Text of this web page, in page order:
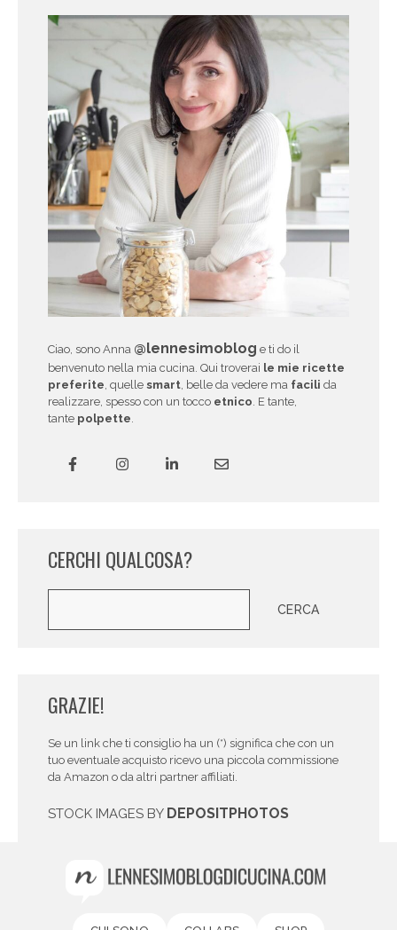
Ciao, sono Anna @lennesimoblog e ti do il
benvenuto nella mia cucina. Qui troverai le mie ricette
preferite , quelle smart , belle da vedere ma facili da
realizzare, spesso con un tocco etnico . E tante,
tante polpette
CERCHI QUALCOSA?
CERCA
GRAZIE!
Se un link che ti consiglio ha un (*) significa che con un
tuo eventuale acquisto ricevo una piccola commissione
da Amazon o da altri partner affiliati.
STOCK IMAGES BY DEPOSITPHOTOS